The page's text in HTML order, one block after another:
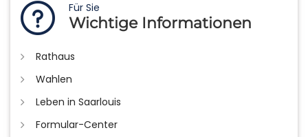
Für Sie
Wichtige Informationen
Rathaus
Wahlen
Leben in Saarlouis
Formular-Center